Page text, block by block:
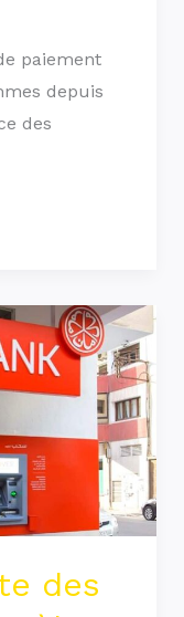
depuis
des
des